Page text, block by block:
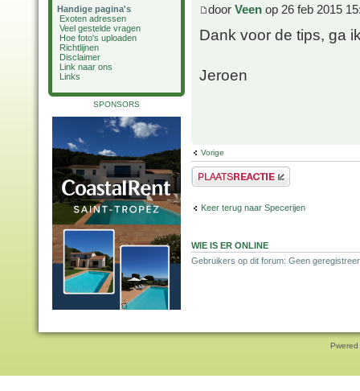
Handige pagina's
Exoten adressen
Veel gestelde vragen
Hoe foto's uploaden
Richtlijnen
Disclaimer
Link naar ons
Links
SPONSORS
door Veen op 26 feb 2015
Dank voor de tips, ga
Jeroen
Vorige
Plaats een reactie
Keer terug naar Specerijen
WIE IS ER ONLINE
Gebruikers op dit forum: Geen